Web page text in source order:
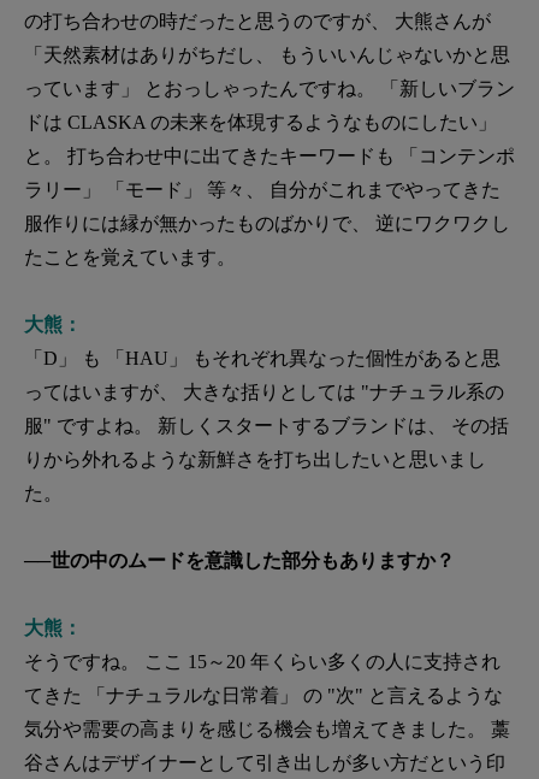
の打ち合わせの時だったと思うのですが、 大熊さんが
「天然素材はありがちだし、 もういいんじゃないかと思
っています」 とおっしゃったんですね。 「新しいブラン
ドは CLASKA の未来を体現するようなものにしたい」
と。 打ち合わせ中に出てきたキーワードも 「コンテンポ
ラリー」 「モード」 等々、 自分がこれまでやってきた
服作りには縁が無かったものばかりで、 逆にワクワクし
たことを覚えています。
大熊：
「D」 も 「HAU」 もそれぞれ異なった個性があると思
ってはいますが、 大きな括りとしては "ナチュラル系の
服" ですよね。 新しくスタートするブランドは、 その括
りから外れるような新鮮さを打ち出したいと思いまし
た。
──世の中のムードを意識した部分もありますか？
大熊：
そうですね。 ここ 15～20 年くらい多くの人に支持され
てきた 「ナチュラルな日常着」 の "次" と言えるような
気分や需要の高まりを感じる機会も増えてきました。 藁
谷さんはデザイナーとして引き出しが多い方だという印